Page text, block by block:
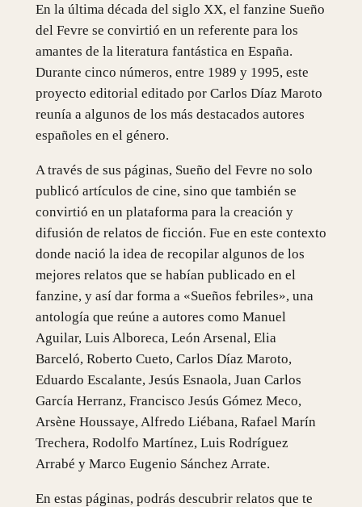
En la última década del siglo XX, el fanzine Sueño
del Fevre se convirtió en un referente para los
amantes de la literatura fantástica en España.
Durante cinco números, entre 1989 y 1995, este
proyecto editorial editado por Carlos Díaz Maroto
reunía a algunos de los más destacados autores
españoles en el género.
A través de sus páginas, Sueño del Fevre no solo
publicó artículos de cine, sino que también se
convirtió en un plataforma para la creación y
difusión de relatos de ficción. Fue en este contexto
donde nació la idea de recopilar algunos de los
mejores relatos que se habían publicado en el
fanzine, y así dar forma a «Sueños febriles», una
antología que reúne a autores como Manuel
Aguilar, Luis Alboreca, León Arsenal, Elia
Barceló, Roberto Cueto, Carlos Díaz Maroto,
Eduardo Escalante, Jesús Esnaola, Juan Carlos
García Herranz, Francisco Jesús Gómez Meco,
Arsène Houssaye, Alfredo Liébana, Rafael Marín
Trechera, Rodolfo Martínez, Luis Rodríguez
Arrabé y Marco Eugenio Sánchez Arrate.
En estas páginas, podrás descubrir relatos que te